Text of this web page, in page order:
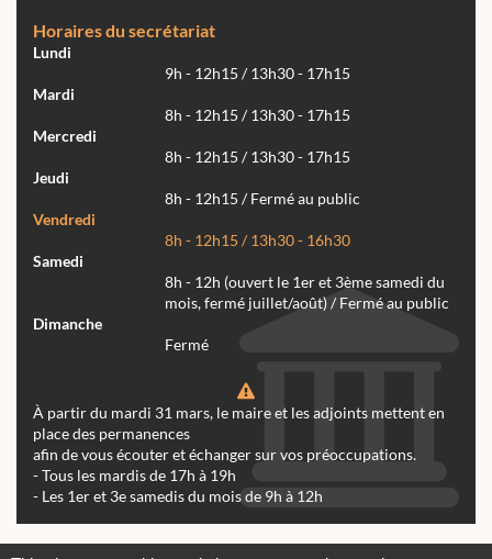
Horaires du secrétariat
Lundi
9h - 12h15 / 13h30 - 17h15
Mardi
8h - 12h15 / 13h30 - 17h15
Mercredi
8h - 12h15 / 13h30 - 17h15
Jeudi
8h - 12h15 / Fermé au public
Vendredi
8h - 12h15 / 13h30 - 16h30
Samedi
8h - 12h (ouvert le 1er et 3ème samedi du
mois, fermé juillet/août) / Fermé au public
Dimanche
Fermé
À partir du mardi 31 mars, le maire et les adjoints mettent en
place des permanences
afin de vous écouter et échanger sur vos préoccupations.
- Tous les mardis de 17h à 19h
- Les 1er et 3e samedis du mois de 9h à 12h